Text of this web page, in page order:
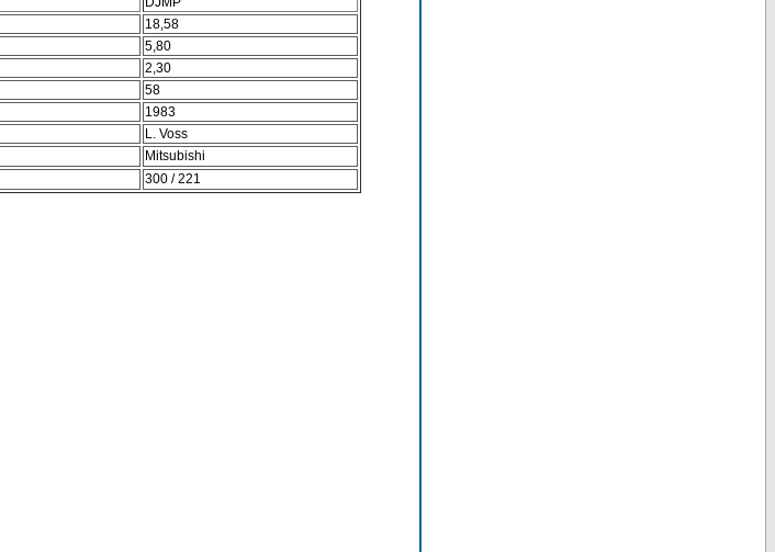
18,58
5,80
2,30
58
1983
L. Voss
Mitsubishi
300 / 221